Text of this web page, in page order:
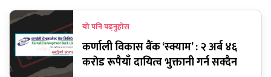
यो पनि पढ्नुहोस
कर्णाली विकास बैंक ‘स्क्याम’ : २ अर्ब ४६
कराेड रूपैयाँ दायित्व भुक्तानी गर्न सक्दैन